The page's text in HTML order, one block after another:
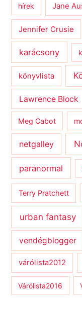
hírek Jane
Jennifer Crusie
karácsony
könyvlista
Lawrence Block
Meg Cabot
netgalley
paranormal
Terry Pratchett
urban fantasy
vendégblogger
várólista2012
Várólista2016